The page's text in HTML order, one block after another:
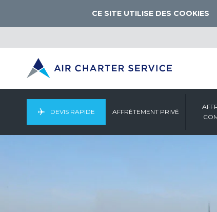
CE SITE UTILISE DES COOKIES
DEVIS RAPIDE AFFRÈTEMENT PRIVÉ